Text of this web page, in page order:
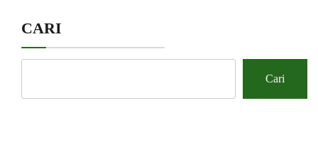
CARI
Cari